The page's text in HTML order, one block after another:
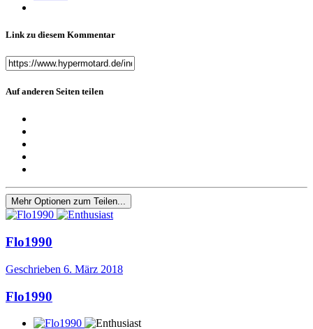
Link zu diesem Kommentar
Auf anderen Seiten teilen
Mehr Optionen zum Teilen...
Flo1990
Geschrieben 6. März 2018
Flo1990